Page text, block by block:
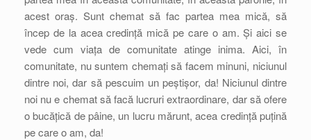
acest oraș. Sunt chemat să fac partea mea mică, să
încep de la acea credință mică pe care o am. Și aici se
vede cum viața de comunitate atinge inima. Aici, în
comunitate, nu suntem chemați să facem minuni, niciunul
dintre noi, dar să pescuim un peștișor, da! Niciunul dintre
noi nu e chemat să facă lucruri extraordinare, dar să ofere
o bucățică de pâine, un lucru mărunt, acea credință puțină
pe care o am, da!